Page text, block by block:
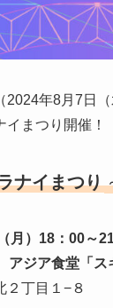
2024年8月7日
イまつり開催！
ナイまつり
月）18：00～
ジア食堂「ス
２丁目１−８